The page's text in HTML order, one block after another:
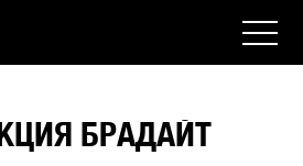
БРАДАЙТ